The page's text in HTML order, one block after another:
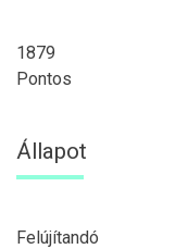
1879
Pontos
Állapot
Felújítandó